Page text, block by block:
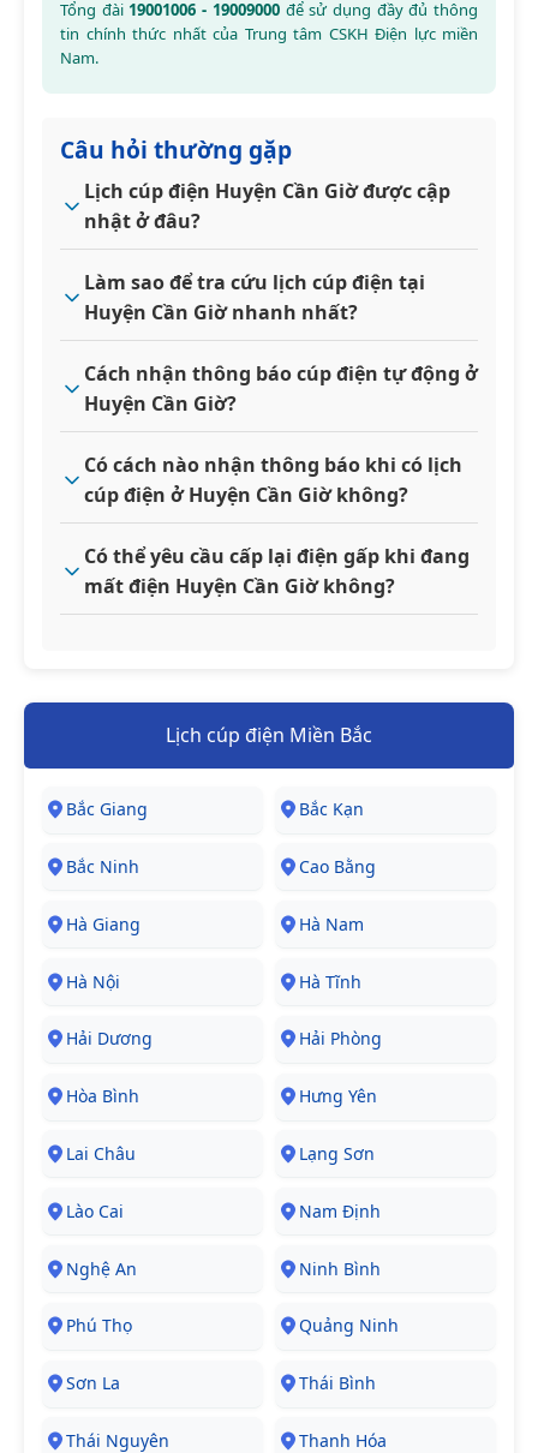
Tổng đài 19001006 - 19009000để sử dụng đầy đủ thông
tin chính thức nhất của Trung tâm CSKH Điện lực miền
Nam.
Câu hỏi thường gặp
Lịch cúp điện Huyện Cần Giờ được cập
nhật ở đâu?
Làm sao để tra cứu lịch cúp điện tại
Huyện Cần Giờ nhanh nhất?
Cách nhận thông báo cúp điện tự động ở
Huyện Cần Giờ?
Có cách nào nhận thông báo khi có lịch
cúp điện ở Huyện Cần Giờ không?
Có thể yêu cầu cấp lại điện gấp khi đang
mất điện Huyện Cần Giờ không?
Lịch cúp điện Miền Bắc
Bắc Giang Bắc Kạn
Bắc Ninh Cao Bằng
Hà Giang Hà Nam
Hà Nội Hà Tĩnh
Hải Dương Hải Phòng
Hòa Bình Hưng Yên
Lai Châu Lạng Sơn
Lào Cai Nam Định
Nghệ An Ninh Bình
Phú Thọ Quảng Ninh
Sơn La Thái Bình
Thái Nguyên Thanh Hóa